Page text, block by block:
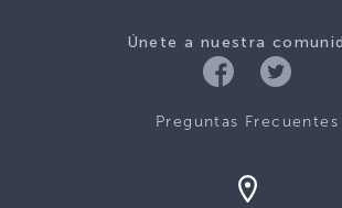
Únete a nuestra
Preguntas Frecuentes